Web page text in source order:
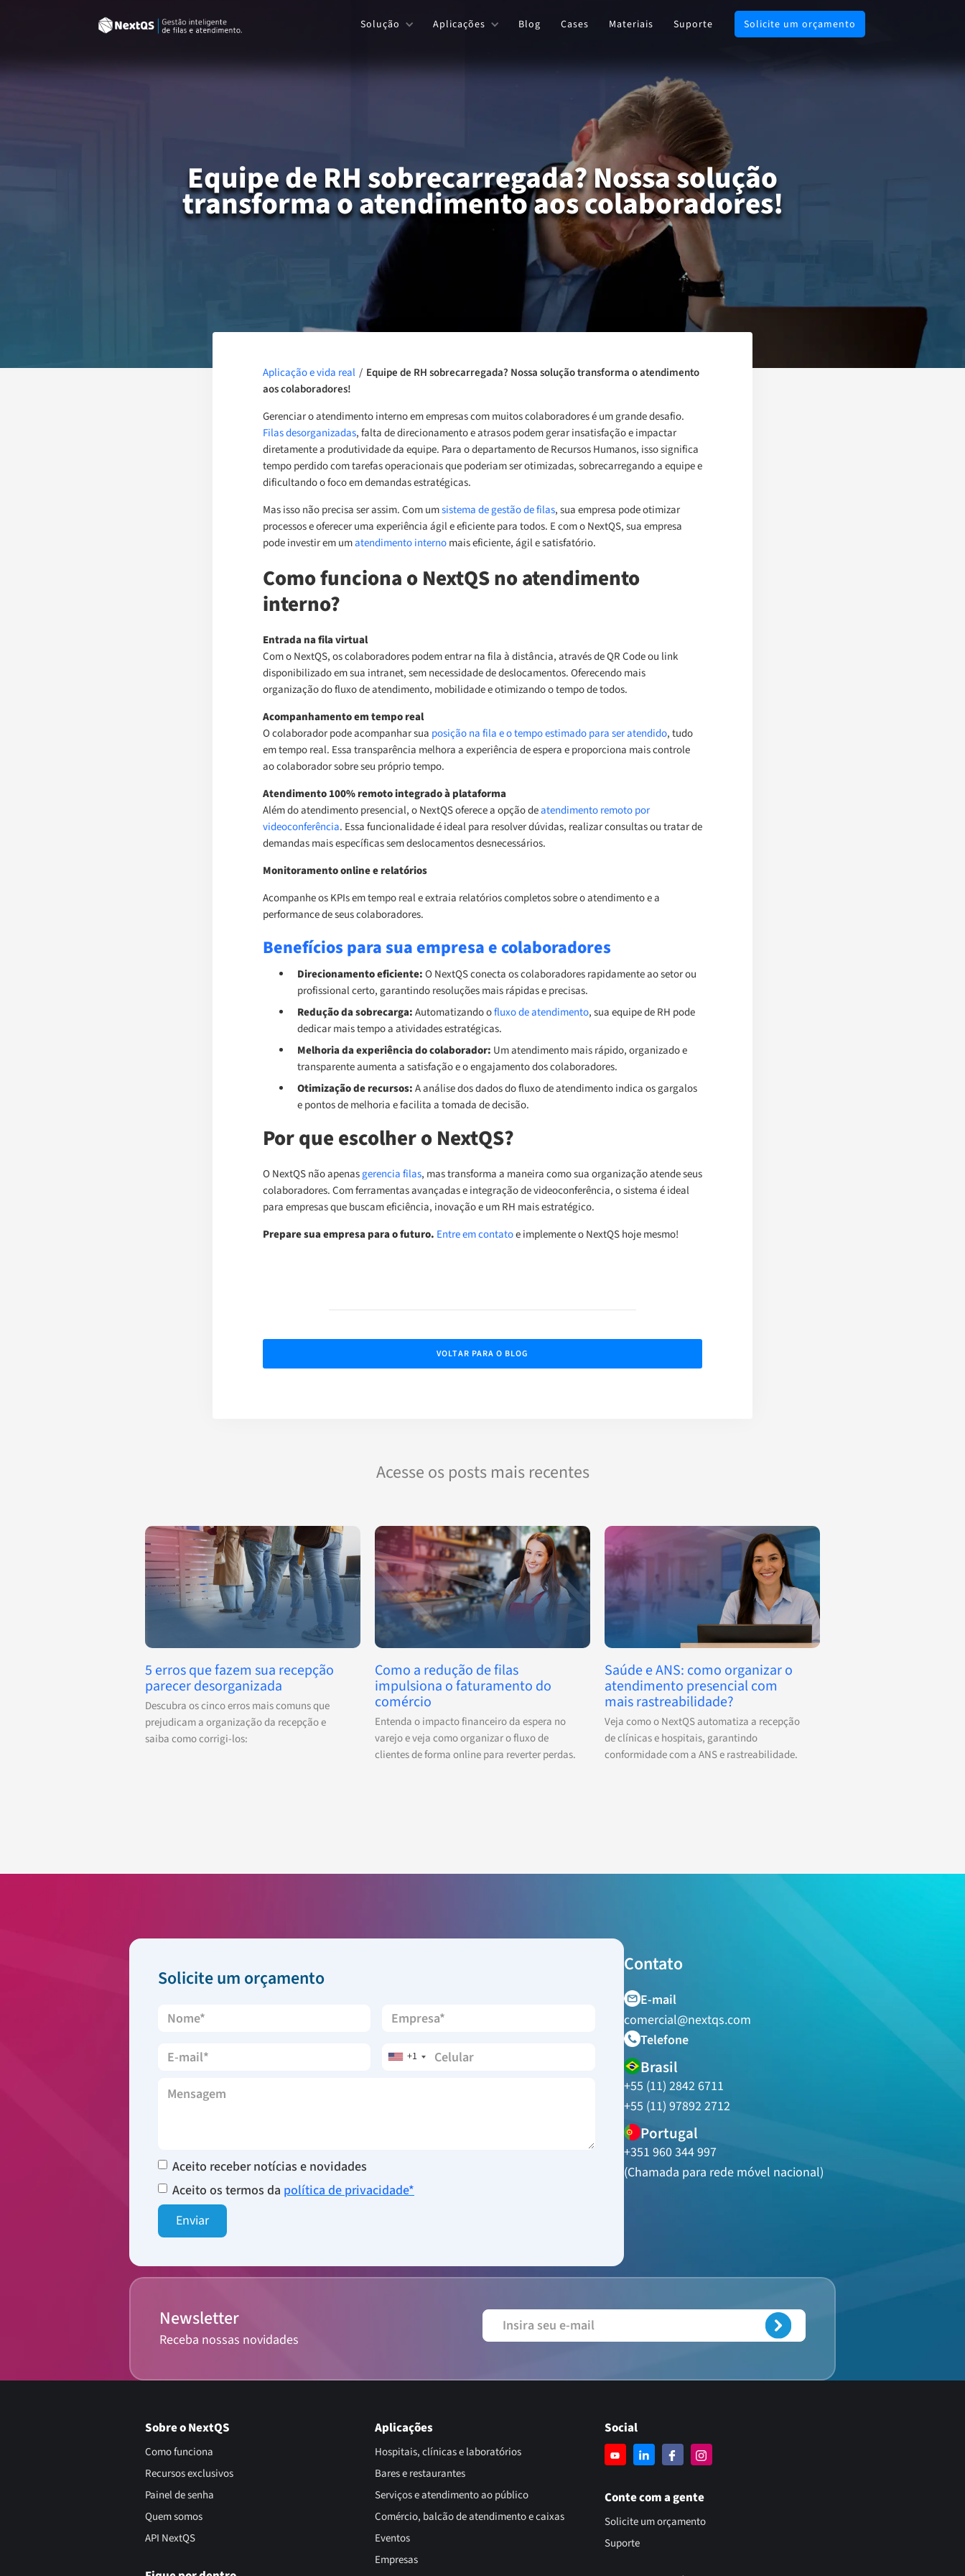
Solução Aplicações Blog Cases Materiais Suporte Solicite um orçamento
Equipe de RH sobrecarregada? Nossa solução
transforma o atendimento aos colaboradores!
Aplicação e vida real / Equipe de RH sobrecarregada? Nossa solução transforma o atendimento
aos colaboradores!
Gerenciar o atendimento interno em empresas com muitos colaboradores é um grande desafio.
Filas desorganizadas, falta de direcionamento e atrasos podem gerar insatisfação e impactar
diretamente a produtividade da equipe. Para o departamento de Recursos Humanos, isso significa
tempo perdido com tarefas operacionais que poderiam ser otimizadas, sobrecarregando a equipe e
dificultando o foco em demandas estratégicas.
Mas isso não precisa ser assim. Com umsistema de gestão de filas, sua empresa pode otimizar
processos e oferecer uma experiência ágil e eficiente para todos. E com o NextQS, sua empresa
pode investir em umatendimento internomais eficiente, ágil e satisfatório.
Como funciona o NextQS no atendimento
interno?
Entrada na fila virtual
Com o NextQS, os colaboradores podem entrar na fila à distância, através de QR Code ou link
disponibilizado em sua intranet, sem necessidade de deslocamentos. Oferecendo mais
organização do fluxo de atendimento, mobilidade e otimizando o tempo de todos.
Acompanhamento em tempo real
O colaborador pode acompanhar sua posição na fila e o tempo estimado para ser atendido, tudo
em tempo real. Essa transparência melhora a experiência de espera e proporciona mais controle
ao colaborador sobre seu próprio tempo.
Atendimento 100% remoto integrado à plataforma
Além do atendimento presencial, o NextQS oferece a opção deatendimento remoto por
videoconferência. Essa funcionalidade é ideal para resolver dúvidas, realizar consultas ou tratar de
demandas mais específicas sem deslocamentos desnecessários.
Monitoramento online e relatórios
Acompanhe os KPIs em tempo real e extraia relatórios completos sobre o atendimento e a
performance de seus colaboradores.
Benefícios para sua empresa e colaboradores
Direcionamento eficiente:O NextQS conecta os colaboradores rapidamente ao setor ou
profissional certo, garantindo resoluções mais rápidas e precisas.
Redução da sobrecarga:Automatizando ofluxo de atendimento, sua equipe de RH pode
dedicar mais tempo a atividades estratégicas.
Melhoria da experiência do colaborador: Um atendimento mais rápido, organizado e
transparente aumenta a satisfação e o engajamento dos colaboradores.
Otimização de recursos:A análise dos dados do fluxo de atendimento indica os gargalos
e pontos de melhoria e facilita a tomada de decisão.
Por que escolher o NextQS?
O NextQS não apenasgerencia filas, mas transforma a maneira como sua organização atende seus
colaboradores. Com ferramentas avançadas e integração de videoconferência, o sistema é ideal
para empresas que buscam eficiência, inovação e um RH mais estratégico.
Prepare sua empresa para o futuro. Entre em contatoe implemente o NextQS hoje mesmo!
VOLTAR PARA O BLOG
Acesse os posts mais recentes
5 erros que fazem sua recepção
parecer desorganizada
Descubra os cinco erros mais comuns que
prejudicam a organização da recepção e
saiba como corrigi-los:
Como a redução de filas
impulsiona o faturamento do
comércio
Entenda o impacto financeiro da espera no
varejo e veja como organizar o fluxo de
clientes de forma online para reverter perdas.
Saúde e ANS: como organizar o
atendimento presencial com
mais rastreabilidade?
Veja como o NextQS automatiza a recepção
de clínicas e hospitais, garantindo
conformidade com a ANS e rastreabilidade.
Solicite um orçamento
+1
Aceito receber notícias e novidades
Aceito os termos da política de privacidade*
Contato
E-mail
comercial@nextqs.com
Telefone
Brasil
+55 (11) 2842 6711
+55 (11) 97892 2712
Portugal
+351 960 344 997
(Chamada para rede móvel nacional)
Newsletter
Receba nossas novidades
Sobre o NextQS
Como funciona
Recursos exclusivos
Painel de senha
Quem somos
API NextQS
Aplicações
Hospitais, clínicas e laboratórios
Bares e restaurantes
Serviços e atendimento ao público
Comércio, balcão de atendimento e caixas
Eventos
Empresas
Social
Conte com a gente
Solicite um orçamento
Suporte